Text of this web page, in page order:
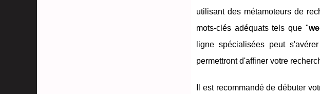
utilisant des métamoteurs de
mots-clés adéquats tels que "
ligne spécialisées peut
permettront d'affiner votre
Il est recommandé de débuter